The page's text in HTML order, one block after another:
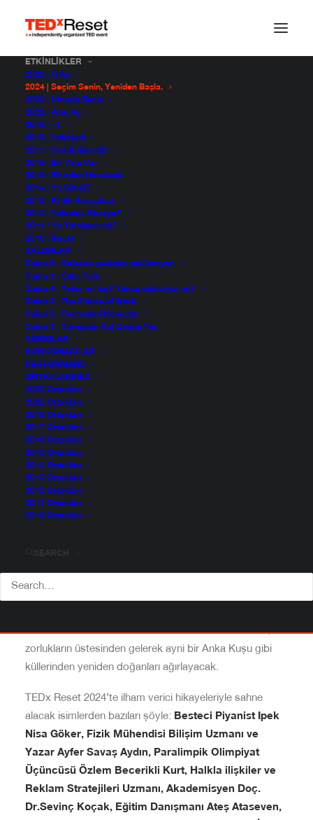
ETKINLIKLER
2025 | O An
2024 | Seçim Senin, Yeniden Başla.
2023 | Umudu Besle
2022 | Alan Aç
2019 | +1
2018 | Yol(a)çık
2017 | Şimdi, Burada!
2016 | Bir Yolu Var
2015 | Fikirden Harekete
2014 | Ya Şimdi?
2013 | Kritik Kavşaklar
2012 | Yolculuk Nereye?
2011 | Ya Yanılıyorsak?
2010 | Reset
SALONLAR
Salon 6 | Gelecek yeniden şekilleniyor.
Salon 5 | Çıkış Yolu
Salon 4 | Yeter mi hiç? Yoksa daha iyisi mi?
Salon 3 | The Future of Work
Salon 2 | Cesaretini Konuştur
Salon 1 | Yüreğinin Kal Dediği Yer
VIDEOLAR
KONUŞMACILAR
PERFORMANS
ORTAKLARIMIZ
2023 Ortakları
2022 Ortakları
2018 Ortakları
2017 Ortakları
2016 Ortakları
2015 Ortakları
2014 Ortakları
2013 Ortakları
2012 Ortakları
2011 Ortakları
2010 Ortakları
23 Kasım 2024 | 09.00 –
18.00
Grand Pera Emek
TEDxReset 2024, temasını
Başla”olarak belirledi
Bu yılki TEDxReset,
Pera Emek Sahnesi
boyunca 18’e yakın konuşmacıyı ağırlayacak ve çeşitli
performanslara ev sahipliği yapacak.
Başla” temasıyla yola çıktı.
Kasım 2024 tarihinde Grand Pera Emek Sahnesi’nde,
zorlukların üstesinden gelerek ayni bir Anka Kuşu gibi
küllerinden yeniden doğanları ağırlayacak.
TEDx Reset 2024’te ilham verici hikayeleriyle sahne
alacak isimlerden bazıları şöyle: Besteci Piyanist Ipek
Nisa Göker, Fizik Mühendisi Bilişim Uzmanı ve
Yazar Ayfer Savaş Aydın, Paralimpik Olimpiyat
Üçüncüsü Özlem Becerikli Kurt, Halkla ilişkiler ve
Reklam Stratejileri Uzmanı, Akademisyen Doç.
Dr.Sevinç Koçak, Eğitim Danışmanı Ateş Ataseven,